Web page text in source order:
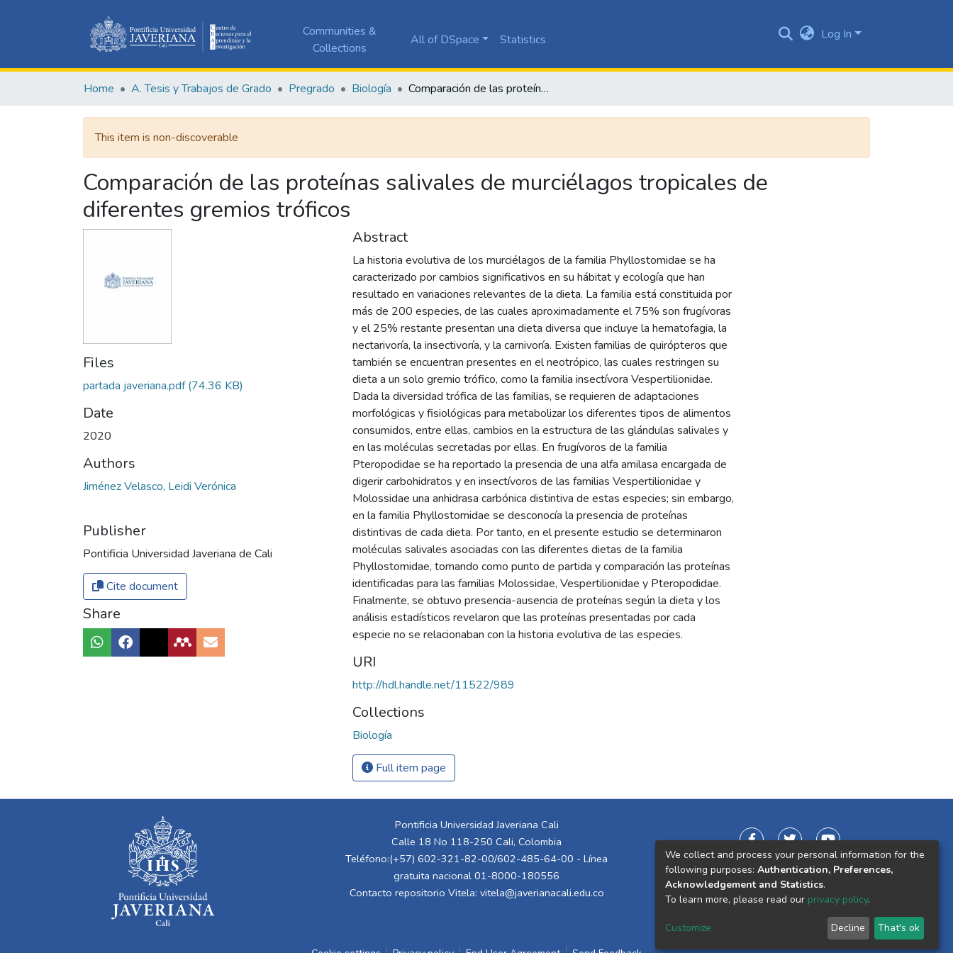
Communities &
Collections
All of DSpace Statistics Log In
Home A. Tesis y Trabajos de Grado Pregrado Biología Comparación de las proteínas salivales de murciélagos tropicales de diferentes gremios tróficos
This item is non-discoverable
Comparación de las proteínas salivales de murciélagos tropicales de
diferentes gremios tróficos
Files
partada javeriana.pdf(74.36 KB)
Date
2020
Authors
Jiménez Velasco, Leidi Verónica
Publisher
Pontificia Universidad Javeriana de Cali
Cite document
Share
Abstract
La historia evolutiva de los murciélagos de la familia Phyllostomidae se ha
caracterizado por cambios significativos en su hábitat y ecología que han
resultado en variaciones relevantes de la dieta. La familia está constituida por
más de 200 especies, de las cuales aproximadamente el 75% son frugívoras
y el 25% restante presentan una dieta diversa que incluye la hematofagia, la
nectarivoría, la insectivoría, y la carnivoría. Existen familias de quirópteros que
también se encuentran presentes en el neotrópico, las cuales restringen su
dieta a un solo gremio trófico, como la familia insectívora Vespertilionidae.
Dada la diversidad trófica de las familias, se requieren de adaptaciones
morfológicas y fisiológicas para metabolizar los diferentes tipos de alimentos
consumidos, entre ellas, cambios en la estructura de las glándulas salivales y
en las moléculas secretadas por ellas. En frugívoros de la familia
Pteropodidae se ha reportado la presencia de una alfa amilasa encargada de
digerir carbohidratos y en insectívoros de las familias Vespertilionidae y
Molossidae una anhidrasa carbónica distintiva de estas especies; sin embargo,
en la familia Phyllostomidae se desconocía la presencia de proteínas
distintivas de cada dieta. Por tanto, en el presente estudio se determinaron
moléculas salivales asociadas con las diferentes dietas de la familia
Phyllostomidae, tomando como punto de partida y comparación las proteínas
identificadas para las familias Molossidae, Vespertilionidae y Pteropodidae.
Finalmente, se obtuvo presencia-ausencia de proteínas según la dieta y los
análisis estadísticos revelaron que las proteínas presentadas por cada
especie no se relacionaban con la historia evolutiva de las especies.
URI
http://hdl.handle.net/11522/989
Collections
Biología
Full item page
Pontificia Universidad Javeriana Cali
Calle 18 No 118-250 Cali, Colombia
Teléfono:(+57) 602-321-82-00/602-485-64-00 - Línea
gratuita nacional 01-8000-180556
Contacto repositorio Vitela: vitela@javerianacali.edu.co
We collect and process your personal information for the
following purposes: Authentication, Preferences,
Acknowledgement and Statistics.
To learn more, please read our privacy policy.
Customize Decline That's ok